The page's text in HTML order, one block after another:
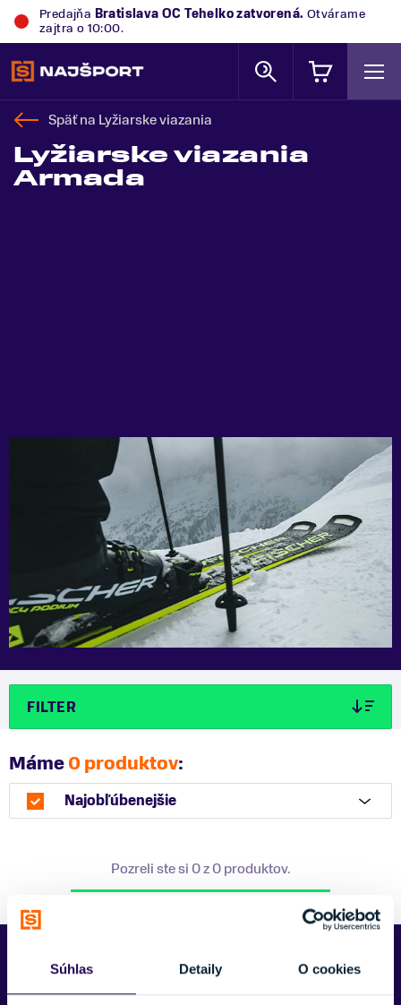
Súhlas Detaily O cookies
Predajňa Bratislava OC Tehelkozatvorená. Otvárame
zajtra o 10:00.
Späť na Lyžiarske viazania
Lyžiarske viazania
Armada
FILTER
Máme0 produktov:
Najobľúbenejšie
Pozreli ste si 0 z 0 produktov.
Predajne Najšport